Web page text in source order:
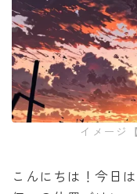
イメージ
こんにちは！今日